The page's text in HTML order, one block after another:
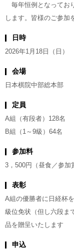
毎年恒例となってお
します。皆様のご参加
日時
2026年1月18日（日
会場
日本棋院中部総本部
定員
A組（有段者）128名
B組（1～9級）64名
参加料
3，500円（昼食／参加
表彰
A組の優勝者に日経杯
級位免状（但し六段ま
品を贈呈いたします
申込